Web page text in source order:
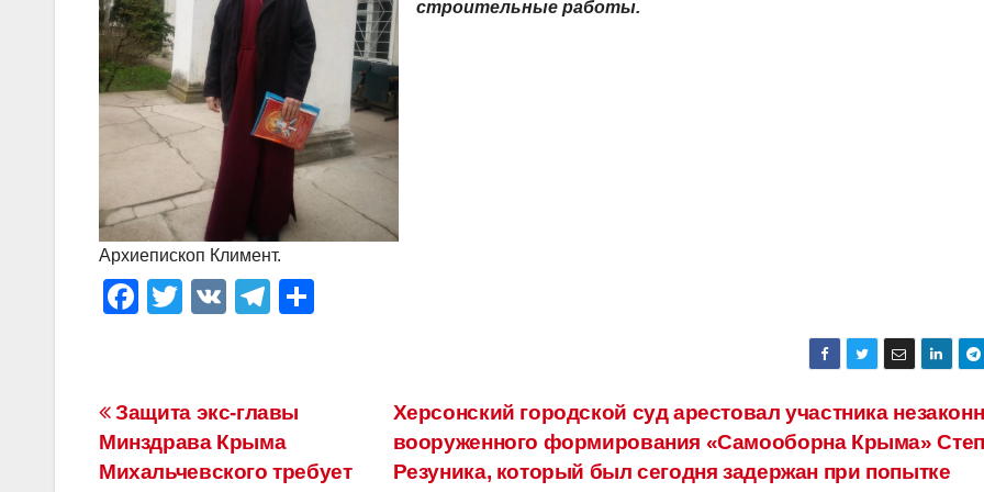
Архиепископ Климент.
строительные работы.
F
e
b
o
T
er
V
T
gr
a
m и
Навигация
по
Херсонский городской суд арестовал участника
вооруженного формирования «Самооборна Крыма»
Резуника, который был сегодня задержан при попытке
Защита экс-главы
Минздрава Крыма
Михальчевского требует